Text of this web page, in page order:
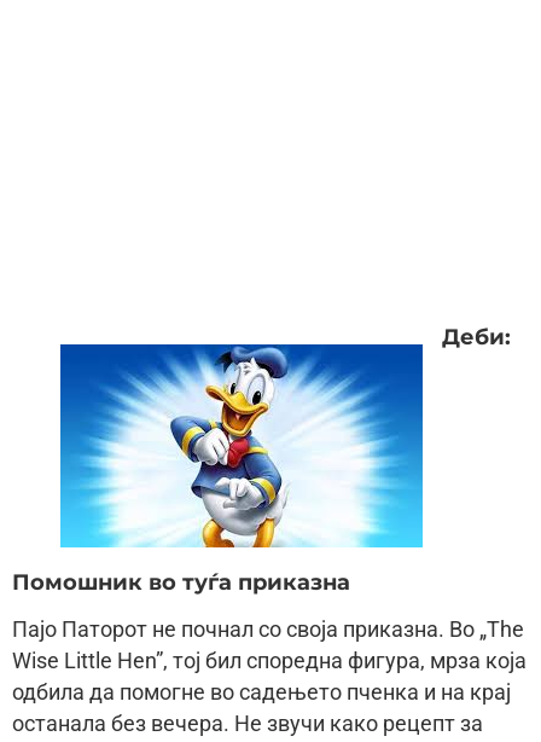
Деби:
Помошник во туѓа приказна
Пајо Паторот не почнал со своја приказна. Во „The
Wise Little Hen”, тој бил споредна фигура, мрза која
одбила да помогне во садењето пченка и на крај
останала без вечера. Не звучи како рецепт за